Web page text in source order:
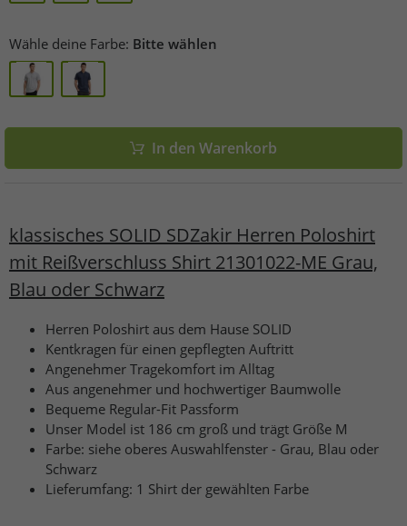
Wähle deine Farbe: Bitte wählen
In den Warenkorb
klassisches SOLID SDZakir Herren Poloshirt
mit Reißverschluss Shirt 21301022-ME Grau,
Blau oder Schwarz
Herren Poloshirt aus dem Hause SOLID
Kentkragen für einen gepflegten Auftritt
Angenehmer Tragekomfort im Alltag
Aus angenehmer und hochwertiger Baumwolle
Bequeme Regular-Fit Passform
Unser Model ist 186 cm groß und trägt Größe M
Farbe: siehe oberes Auswahlfenster - Grau, Blau oder
Schwarz
Lieferumfang: 1 Shirt der gewählten Farbe